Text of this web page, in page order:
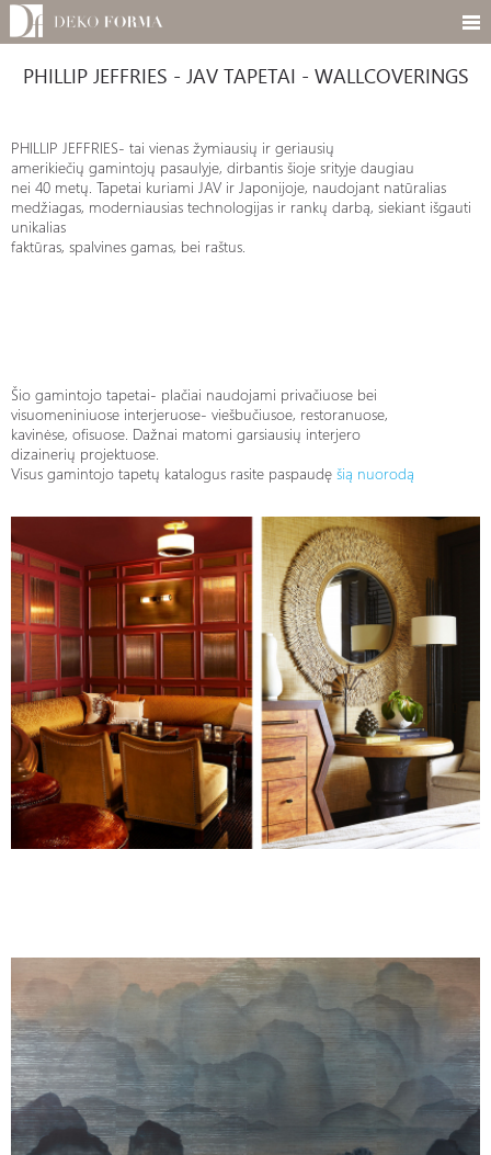
PHILLIP JEFFRIES - JAV TAPETAI - WALLCOVERINGS
PHILLIP JEFFRIES- tai vienas žymiausių ir geriausių
amerikiečių gamintojų pasaulyje, dirbantis šioje srityje daugiau
nei 40 metų. Tapetai kuriami JAV ir Japonijoje, naudojant natūralias
medžiagas, moderniausias technologijas ir rankų darbą, siekiant išgauti
unikalias
faktūras, spalvines gamas, bei raštus.
Šio gamintojo tapetai- plačiai naudojami privačiuose bei
visuomeniniuose interjeruose- viešbučiusoe, restoranuose,
kavinėse, ofisuose. Dažnai matomi garsiausių interjero
dizainerių projektuose.
Visus gamintojo tapetų katalogus rasite paspaudę šią nuorodą